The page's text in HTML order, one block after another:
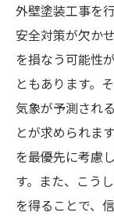
外壁塗装工事を
安全対策が欠か
を損なう可能性
ともあります。
気象が予測され
とが求められま
を最優先に考慮
す。また、こう
を得ることで、